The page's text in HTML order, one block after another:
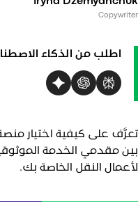
اطلب من الذكاء
على كيفية اختيار منصة
مقدمي الخدمة الموثوقين،
النقل الخاصة بك.